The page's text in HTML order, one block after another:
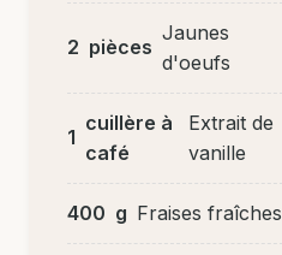
2 pièces
Jaunes
d'oeufs
1
cuillère à
café
Extrait de
vanille
400 g Fraises fraîches